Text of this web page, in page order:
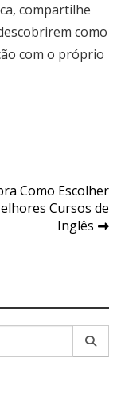
compartilhe
como
com o próprio
Como Escolher
Cursos de
Inglês